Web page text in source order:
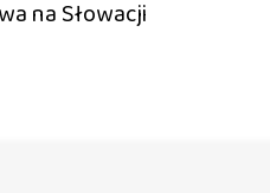
na Słowacji